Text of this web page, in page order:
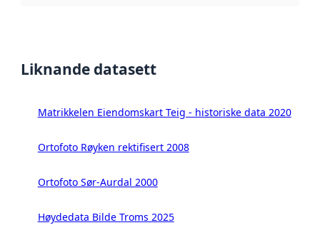
Liknande datasett
Matrikkelen Eiendomskart Teig - historiske data 2020
Ortofoto Røyken rektifisert 2008
Ortofoto Sør-Aurdal 2000
Høydedata Bilde Troms 2025